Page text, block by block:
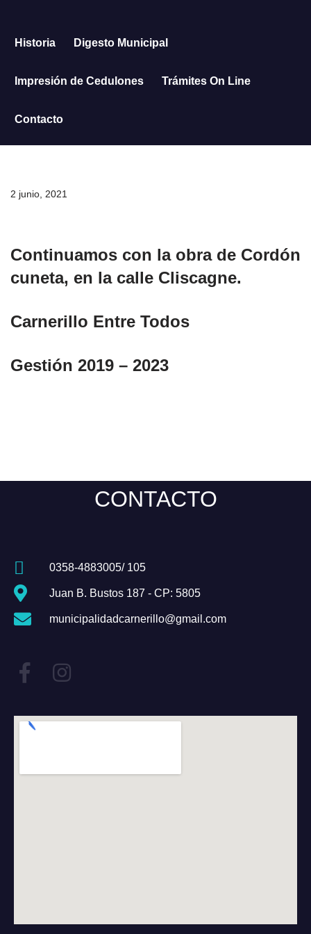
Saltar
Historia Digesto Municipal
Impresión de Cedulones Trámites On Line
Contacto
2 junio, 2021
Continuamos con la obra de Cordón
cuneta, en la calle Cliscagne.
Carnerillo Entre Todos
Gestión 2019 – 2023
CONTACTO
0358-4883005/ 105
Juan B. Bustos 187 - CP: 5805
municipalidadcarnerillo@gmail.com